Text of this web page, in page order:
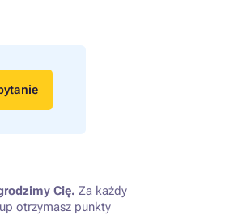
Cię. Za każdy
otrzymasz punkty